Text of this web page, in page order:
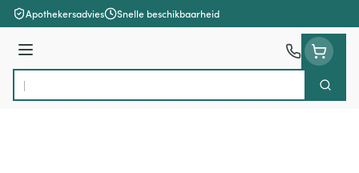
Ga naar de inhoud
Apothekersadvies Snelle beschikbaarheid
Menu
Product, merk, categorie...
Zoek